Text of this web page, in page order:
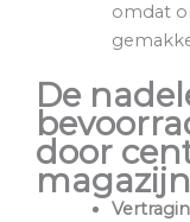
omdat
De
door